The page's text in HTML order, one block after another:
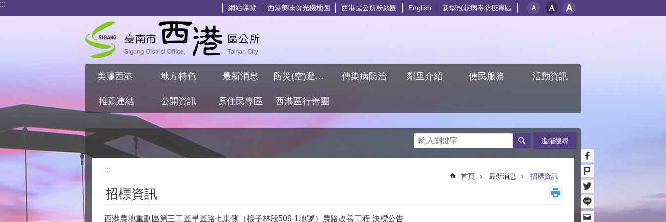
跳到主要內容區塊
::: 網站導覽 西港美味食光機地圖 西港區公所粉絲團 English 新型冠狀病毒防疫專區
美麗西港 地方特色 最新消息 防災(空)避難專區 傳染病防治 鄰里介紹 便民服務 活動資訊
推薦連結 公開資訊 原住民專區 西港區行善團
搜尋 進階搜尋
:::
首頁 最新消息 招標資訊
招標資訊
西港農地重劃區第三工區旱區路七東側（檨子林段509-1地號）農路改善工程 決標公告